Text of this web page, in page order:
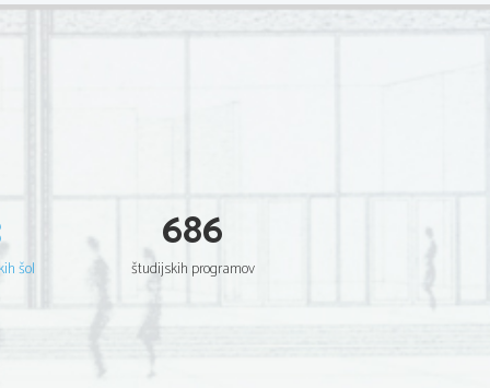
šol
686
študijskih programov